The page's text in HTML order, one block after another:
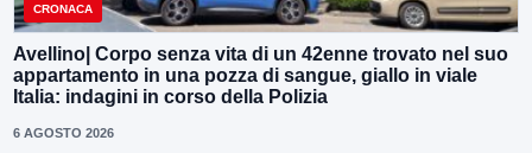
CRONACA
Avellino| Corpo senza vita di un 42enne trovato nel suo
appartamento in una pozza di sangue, giallo in viale
Italia: indagini in corso della Polizia
6 AGOSTO 2026